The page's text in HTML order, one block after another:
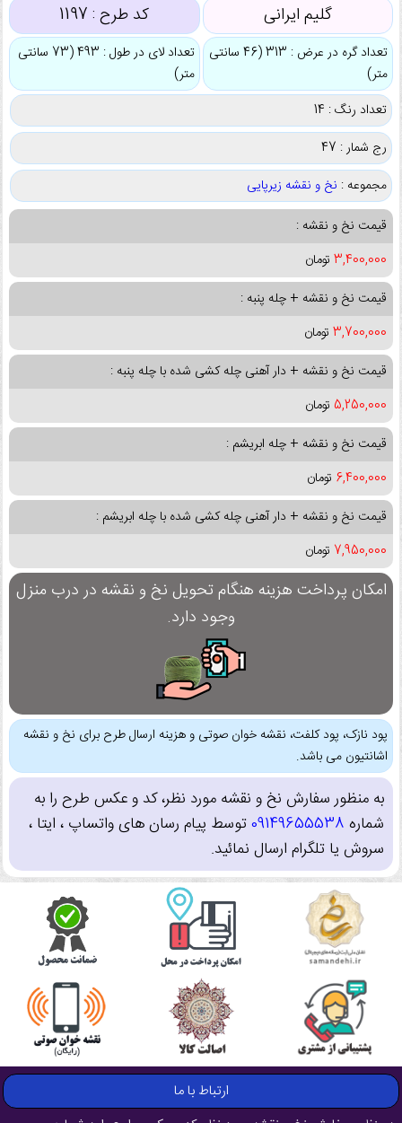
گلیم ایرانی کد طرح : 1197
تعداد گره در عرض : 313 (46 سانتی
متر)
تعداد لای در طول : 493 (73 سانتی
متر)
تعداد رنگ : 14
رج شمار : 47
مجموعه : نخ و نقشه زیرپایی
قیمت نخ و نقشه :
3,400,000 تومان
قیمت نخ و نقشه + چله پنبه :
3,700,000 تومان
قیمت نخ و نقشه + دار آهنی چله کشی شده با چله پنبه :
5,250,000 تومان
قیمت نخ و نقشه + چله ابریشم :
6,400,000 تومان
قیمت نخ و نقشه + دار آهنی چله کشی شده با چله ابریشم :
7,950,000 تومان
امکان پرداخت هزینه هنگام تحویل نخ و نقشه در درب منزل
وجود دارد.
پود نازک، پود کلفت، نقشه خوان صوتی و هزینه ارسال طرح برای نخ و نقشه
اشانتیون می باشد.
به منظور سفارش نخ و نقشه مورد نظر، کد و عکس طرح را به
شماره 09149655538توسط پیام رسان های واتساپ ، ایتا ،
سروش یا تلگرام ارسال نمائید.
ارتباط با ما